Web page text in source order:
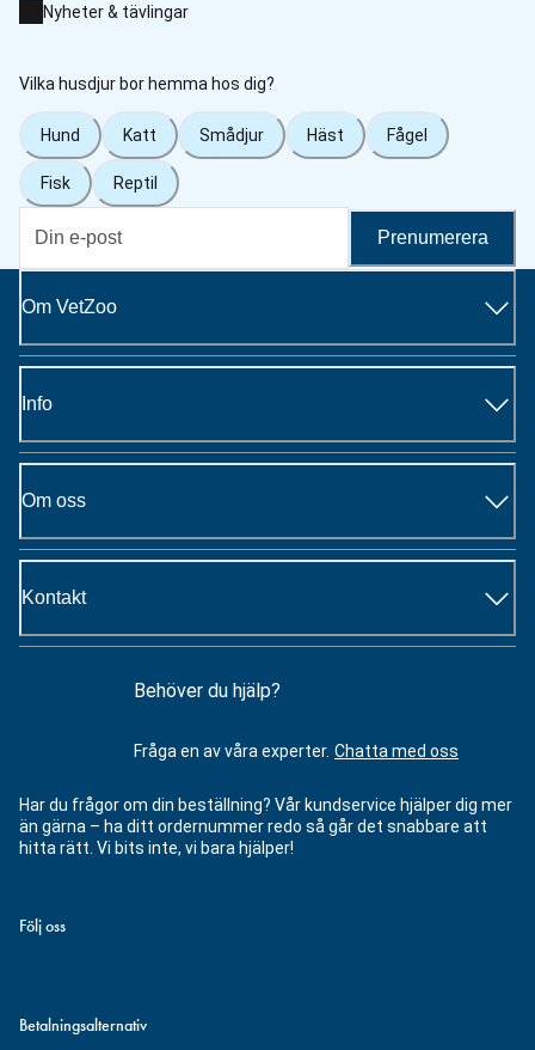
Nyheter & tävlingar
Vilka husdjur bor hemma hos dig?
Hund Katt Smådjur Häst Fågel
Fisk Reptil
Prenumerera
Om VetZoo
Info
Om oss
Kontakt
Behöver du hjälp?
Fråga en av våra experter. Chatta med oss
Har du frågor om din beställning? Vår kundservice hjälper dig mer
än gärna – ha ditt ordernummer redo så går det snabbare att
hitta rätt. Vi bits inte, vi bara hjälper!
Följ oss
Betalningsalternativ